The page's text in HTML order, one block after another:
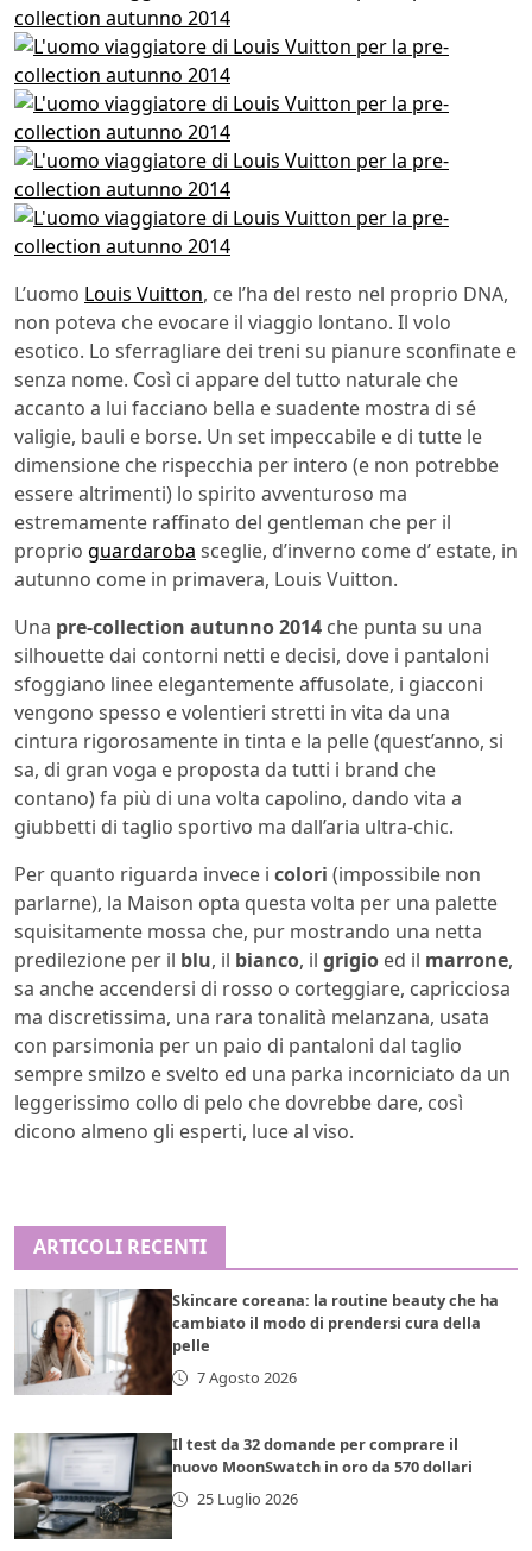
L’uomo Louis Vuitton, ce l’ha del resto nel proprio DNA,
non poteva che evocare il viaggio lontano. Il volo
esotico. Lo sferragliare dei treni su pianure sconfinate e
senza nome. Così ci appare del tutto naturale che
accanto a lui facciano bella e suadente mostra di sé
valigie, bauli e borse. Un set impeccabile e di tutte le
dimensione che rispecchia per intero (e non potrebbe
essere altrimenti) lo spirito avventuroso ma
estremamente raffinato del gentleman che per il
proprio guardaroba sceglie, d’inverno come d’ estate, in
autunno come in primavera, Louis Vuitton.
Una pre-collection autunno 2014 che punta su una
silhouette dai contorni netti e decisi, dove i pantaloni
sfoggiano linee elegantemente affusolate, i giacconi
vengono spesso e volentieri stretti in vita da una
cintura rigorosamente in tinta e la pelle (quest’anno, si
sa, di gran voga e proposta da tutti i brand che
contano) fa più di una volta capolino, dando vita a
giubbetti di taglio sportivo ma dall’aria ultra-chic.
Per quanto riguarda invece i colori (impossibile non
parlarne), la Maison opta questa volta per una palette
squisitamente mossa che, pur mostrando una netta
predilezione per il blu, il bianco, il grigio ed il marrone,
sa anche accendersi di rosso o corteggiare, capricciosa
ma discretissima, una rara tonalità melanzana, usata
con parsimonia per un paio di pantaloni dal taglio
sempre smilzo e svelto ed una parka incorniciato da un
leggerissimo collo di pelo che dovrebbe dare, così
dicono almeno gli esperti, luce al viso.
ARTICOLI RECENTI
Skincare coreana: la routine beauty che ha
cambiato il modo di prendersi cura della
pelle
7 Agosto 2026
Il test da 32 domande per comprare il
nuovo MoonSwatch in oro da 570 dollari
25 Luglio 2026